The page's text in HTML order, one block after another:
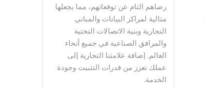
رضاهم التام عن توقعاتهم، مما يجعلها
مثالية لمراكز البيانات والمباني
التجارية وبنية الاتصالات التحتية
والمرافق الصناعية في جميع أنحاء
العالم. إضافة علامتنا التجارية إلى
عملك تعزز من قدرات التثبيت وجودة
الخدمة.